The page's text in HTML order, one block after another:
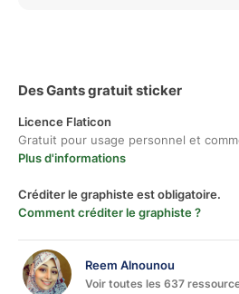
Des Gants gratuit sticker
Licence Flaticon
Gratuit pour usage personnel et
Plus d'informations
Créditer le graphiste est obligatoire.
Comment créditer le graphiste ?
Reem Alnounou
Voir toutes les 637